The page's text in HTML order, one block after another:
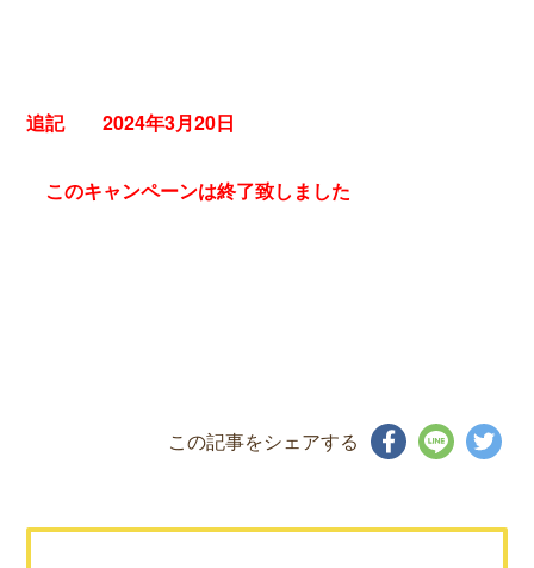
追記 2024年3月20日
このキャンペーンは終了致しました
この記事をシェアする